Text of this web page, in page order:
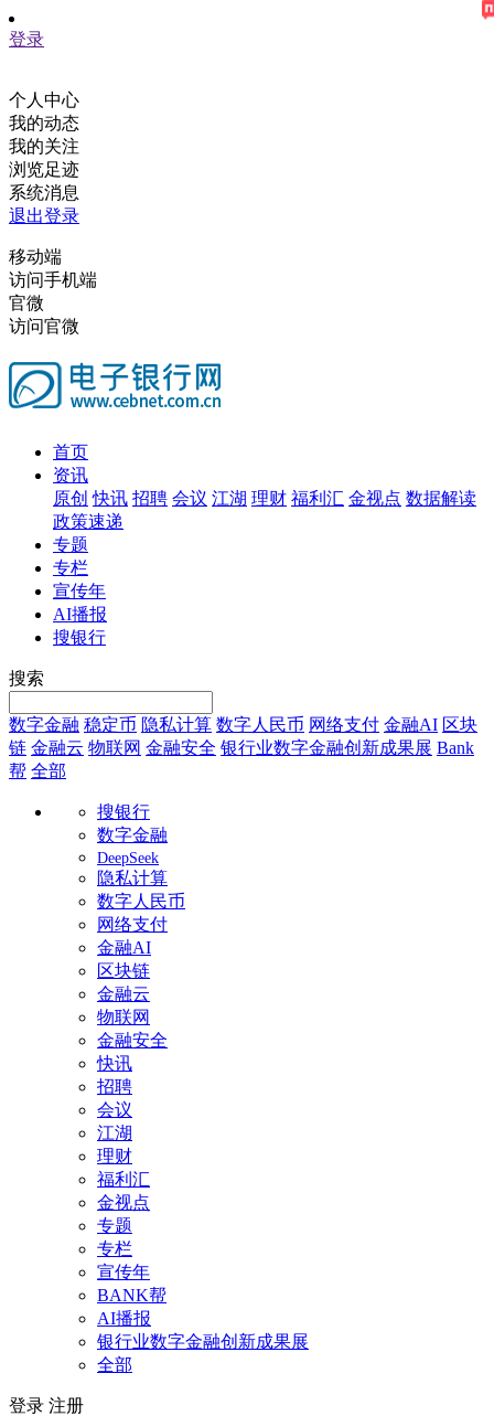
登录
个人中心
我的动态
我的关注
浏览足迹
系统消息
退出登录
移动端
访问手机端
官微
访问官微
首页
资讯
原创 快讯 招聘 会议 江湖 理财 福利汇 金视点 数据解读
政策速递
专题
专栏
宣传年
AI播报
搜银行
搜索
数字金融 稳定币 隐私计算 数字人民币 网络支付 金融AI 区块
链 金融云 物联网 金融安全 银行业数字金融创新成果展 Bank
帮 全部
搜银行
数字金融
DeepSeek
隐私计算
数字人民币
网络支付
金融AI
区块链
金融云
物联网
金融安全
快讯
招聘
会议
江湖
理财
福利汇
金视点
专题
专栏
宣传年
BANK帮
AI播报
银行业数字金融创新成果展
全部
登录 注册